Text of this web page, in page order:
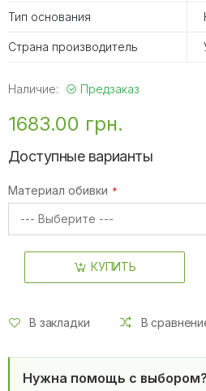
Тип основания
Страна производитель
Наличие: Предзаказ
1683.00 грн.
Доступные варианты
Материал обивки
КУПИТЬ
В закладки В
Нужна помощь с выбором?